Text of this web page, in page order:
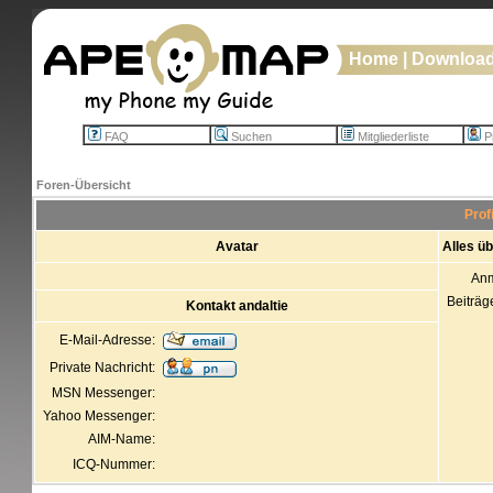
Home
FAQ Suchen Mitgliederliste
Foren-Übersicht
Avatar Alles
Kontakt andaltie
E-Mail-Adresse:
Private Nachricht:
MSN Messenger:
Yahoo Messenger:
AIM-Name:
ICQ-Nummer: